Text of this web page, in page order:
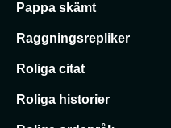
Pappa skämt
Raggningsrepliker
Roliga citat
Roliga historier